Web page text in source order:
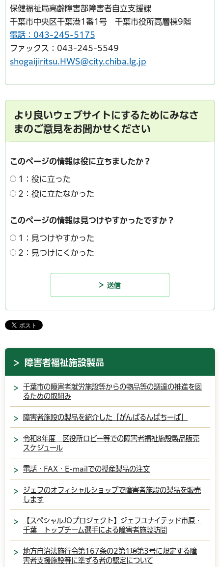
保健福祉局高齢障害部障害者自立支援課
千葉市中央区千葉港1番1号 千葉市役所高層棟9階
電話：043-245-5175
ファックス：043-245-5549
shogaijiritsu.HWS@city.chiba.lg.jp
より良いウェブサイトにするためにみなさ
まのご意見をお聞かせください
このページの情報は役に立ちましたか？
1：役に立った
2：役に立たなかった
このページの情報は見つけやすかったですか？
1：見つけやすかった
2：見つけにくかった
障害者福祉施設製品
千葉市の障害者就労施設等からの物品等の調達の推進を図
るための取組み
障害者施設の製品を紹介した「がんばるんばちーば」
令和8年度 区役所ロビー等での障害者福祉施設製品販売
スケジュール
電話・FAX・E-mailでの授産製品の注文
ジェフのオフィシャルショップで障害者施設の製品を販売
します
【スペシャルJOプロジェクト】ジェフユナイテッド市原・
千葉 トップチーム選手による障害者施設訪問
地方自治法施行令第167条の2第1項第3号に規定する障
害者支援施設等に準ずる者の認定について